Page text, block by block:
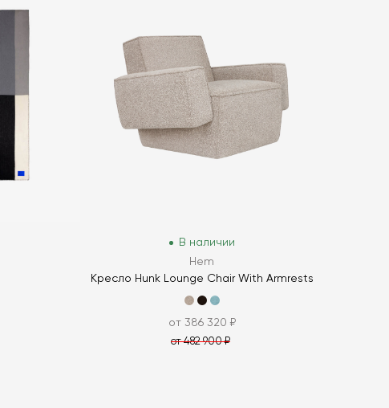
В наличии
Hem
Кресло Hunk Lounge Chair With Armrests
от 386 320 ₽
от 482 900 ₽